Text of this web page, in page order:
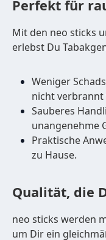
Perfekt für
Mit den neo sticks
erlebst Du
Weniger
nicht verbrannt
Sauberes
unangenehme
Praktische
zu Hause.
Qualität, die
neo sticks werden
um Dir ein